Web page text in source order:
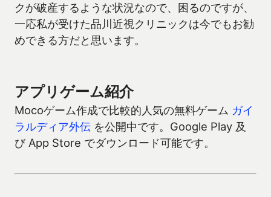
クが破産するような状況なので、困るのですが、
一応私が受けた品川近視クリニックは今でもお勧
めできる方だと思います。
アプリゲーム紹介
Mocoゲーム作成で比較的人気の無料ゲーム ガイ
ラルディア外伝 を公開中です。Google Play 及
び App Store でダウンロード可能です。